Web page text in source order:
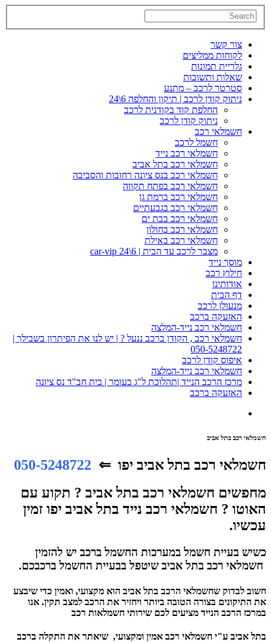
צור קשר
לקוחות ממליצים
גלריית תמונות
שאלות ותשובות
סטרטר לרכב – מתנע
ניתוק קודן לרכב | תיקון והחלפה 6\24
החלפת קוד בקודנית לרכב
ניתוק קודן לרכב
חשמלאי רכב
חשמל לרכב
חשמלאי רכב נייד
חשמלאי רכב בתל אביב
חשמלאי רכב בנס ציונה רחובות והסביבה
חשמלאי רכב בפתח תקווה
חשמלאי רכב ברמת גן
חשמלאי רכב בגבעתיים
חשמלאי רכב בבת ים
חשמלאי רכב בחולון
חשמלאי רכב באילת
מצבר לרכב עד הבית | car-vip 24\6
מוסך נייד
חילוץ רכב
אודותינו
דף הבית
מנעולן לרכב
האזעקה ברכב
חשמלאי רכב נייד-המלצה
חשמלאי רכב , הקודן ברכב ננעל ? | יש לנו את הפיתרון בשבילך |
050-5248722
איפוס קודן לרכב
חשמלאי רכב נייד-המלצה
מרכז הרכב הנייד |תהלוכת ל"ג בעומר | בית חב"ד נס ציונה
האזעקה ברכב
חשמלאי רכב בתל אביב
חשמלאי רכב בתל אביב יפו ⇐ 050-5248722
מחפשים חשמלאי רכב בתל אביב ? תקוע עם
האוטו ? חשמלאי רכב נייד בתל אביב יפו זמין
עכשיו.
כשיש בעיית חשמל במערכות החשמל ברכב יש להזמין
חשמלאי רכב בתל אביבשיטפל בבעיית החשמל ברכבכם.
חשוב לבדוק שחשמלאי הרכב בתל אביב הוא מקצועי, ואמין כדי שיבצע
את התיקונים בצורה הטובה ביותר ויחזיר את הרכב למצב תקין. אנו
במרכז הרכב הנייד מציעים לכם שירותי חשמלאות רכב
בתל אביב ע"י חשמלאי רכב אמין ומקצועי, שיאתר את התקלה ברכב